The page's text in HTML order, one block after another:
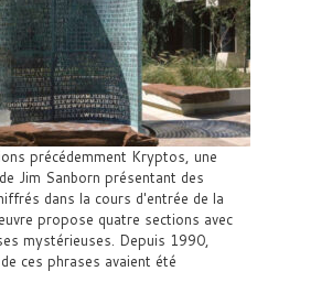
précédemment Kryptos, une
Jim Sanborn présentant des
dans la cours d'entrée de la
propose quatre sections avec
mystérieuses. Depuis 1990,
ces phrases avaient été